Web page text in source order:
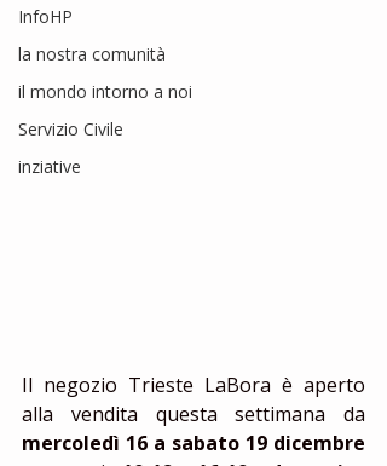
InfoHP
la nostra comunità
il mondo intorno a noi
Servizio Civile
inziative
Il negozio Trieste LaBora è aperto
mercoledì 16 a sabato 19 dicembre